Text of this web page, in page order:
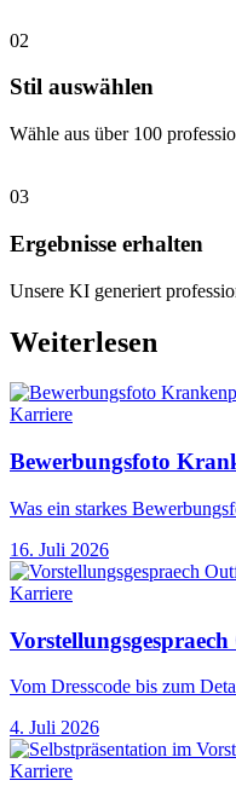
02
Stil auswählen
Wähle aus über 100
03
Ergebnisse erhalten
Unsere KI generiert
Weiterlesen
Karriere
Bewerbungsfoto
Was ein starkes
16. Juli 2026
Karriere
Vom Dresscode bis zum
4. Juli 2026
Karriere